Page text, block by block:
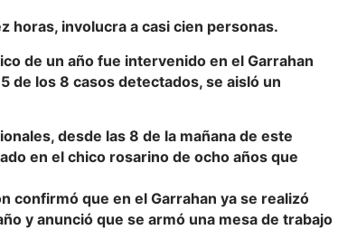
horas, involucra a casi cien personas.
de un año fue intervenido en el Garrahan
de los 8 casos detectados, se aisló un
desde las 8 de la mañana de este
en el chico rosarino de ocho años que
confirmó que en el Garrahan ya se realizó
y anunció que se armó una mesa de trabajo